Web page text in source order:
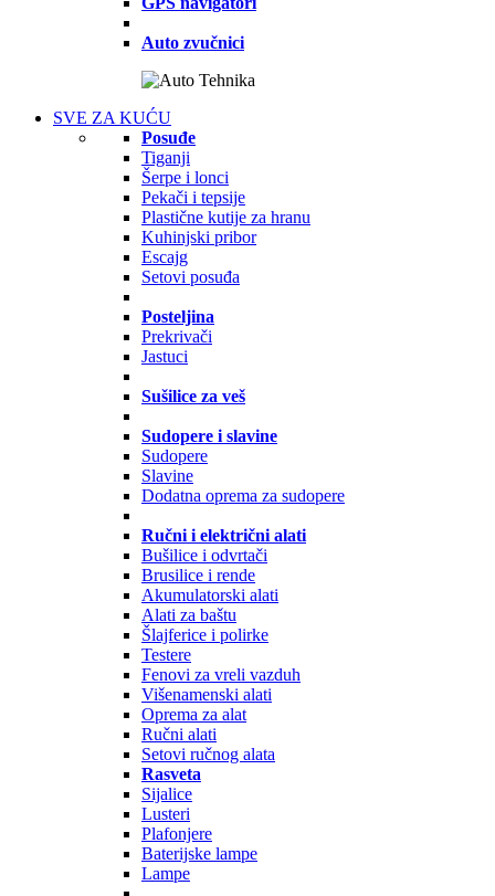
Auto zvučnici
SVE ZA KUĆU
Posuđe
Tiganji
Šerpe i lonci
Pekači i tepsije
Plastične kutije za hranu
Kuhinjski pribor
Escajg
Setovi posuđa
Posteljina
Prekrivači
Jastuci
Sušilice za veš
Sudopere i slavine
Sudopere
Slavine
Dodatna oprema za sudopere
Ručni i električni alati
Bušilice i odvrtači
Brusilice i rende
Akumulatorski alati
Alati za baštu
Šlajferice i polirke
Testere
Fenovi za vreli vazduh
Višenamenski alati
Oprema za alat
Ručni alati
Setovi ručnog alata
Rasveta
Sijalice
Lusteri
Plafonjere
Baterijske lampe
Lampe